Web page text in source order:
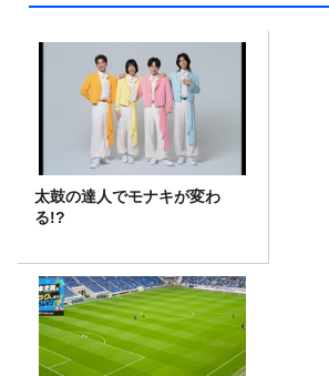
太鼓の達人でモナキが変わ
る!?